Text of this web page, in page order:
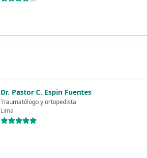
Dr. Pastor C. Espin Fuentes
Traumatólogo y ortopedista
Lima